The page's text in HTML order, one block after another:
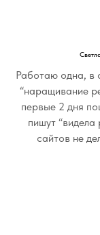
Работаю одна, в
“наращивание
первые 2 дня
пишут
сайтов не